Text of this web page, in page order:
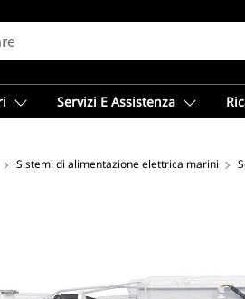
Servizi E Assistenza
Sistemi di alimentazione elettrica marini